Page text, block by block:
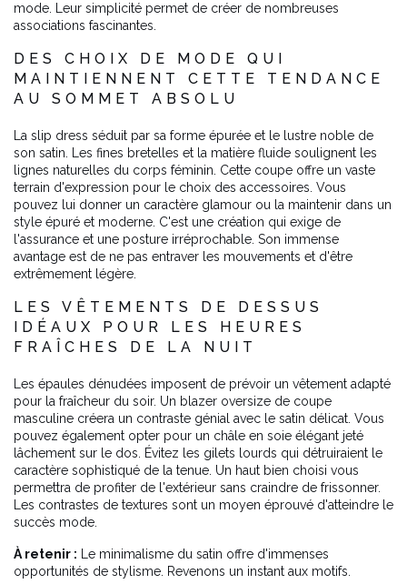
mode. Leur simplicité permet de créer de nombreuses
associations fascinantes.
DES CHOIX DE MODE QUI
MAINTIENNENT CETTE TENDANCE
AU SOMMET ABSOLU
La slip dress séduit par sa forme épurée et le lustre noble de
son satin. Les fines bretelles et la matière fluide soulignent les
lignes naturelles du corps féminin. Cette coupe offre un vaste
terrain d'expression pour le choix des accessoires. Vous
pouvez lui donner un caractère glamour ou la maintenir dans un
style épuré et moderne. C'est une création qui exige de
l'assurance et une posture irréprochable. Son immense
avantage est de ne pas entraver les mouvements et d'être
extrêmement légère.
LES VÊTEMENTS DE DESSUS
IDÉAUX POUR LES HEURES
FRAÎCHES DE LA NUIT
Les épaules dénudées imposent de prévoir un vêtement adapté
pour la fraîcheur du soir. Un blazer oversize de coupe
masculine créera un contraste génial avec le satin délicat. Vous
pouvez également opter pour un châle en soie élégant jeté
lâchement sur le dos. Évitez les gilets lourds qui détruiraient le
caractère sophistiqué de la tenue. Un haut bien choisi vous
permettra de profiter de l'extérieur sans craindre de frissonner.
Les contrastes de textures sont un moyen éprouvé d'atteindre le
succès mode.
À retenir : Le minimalisme du satin offre d'immenses
opportunités de stylisme. Revenons un instant aux motifs.